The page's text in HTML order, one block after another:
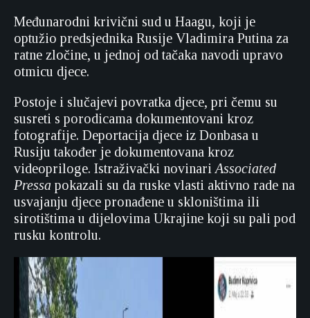
Međunarodni krivični sud u Haagu, koji je
optužio predsjednika Rusije Vladimira Putina za
ratne zločine, u jednoj od tačaka navodi upravo
otmicu djece.
Postoje i slučajevi povratka djece, pri čemu su
susreti s porodicama dokumentovani kroz
fotografije. Deportacija djece iz Donbasa u
Rusiju također je dokumentovana kroz
videopriloge. Istraživački novinari Associated
Pressa pokazali su da ruske vlasti aktivno rade na
usvajanju djece pronađene u skloništima ili
sirotištima u dijelovima Ukrajine koji su pali pod
rusku kontrolu.